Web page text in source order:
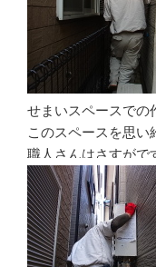
せまいスペースでの
このスペースを思い
職人さんはさすがで